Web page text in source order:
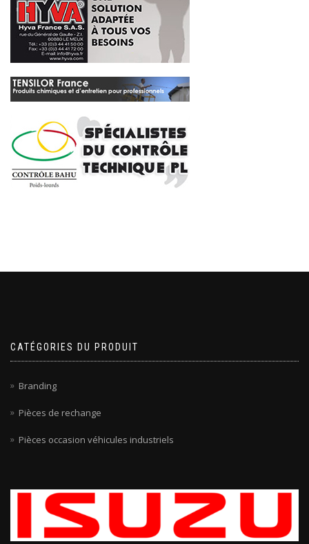
CATÉGORIES DU PRODUIT
Branding
Pièces de rechange
Pièces occasion véhicules industriels